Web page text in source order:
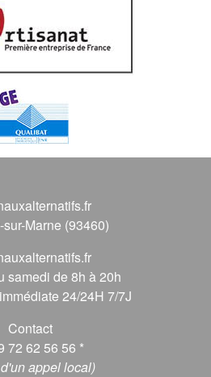
Marne (93460)
samedi de 8h à 20h
24/24H 7/7J
Contact
72 62 56 56 *
appel local)